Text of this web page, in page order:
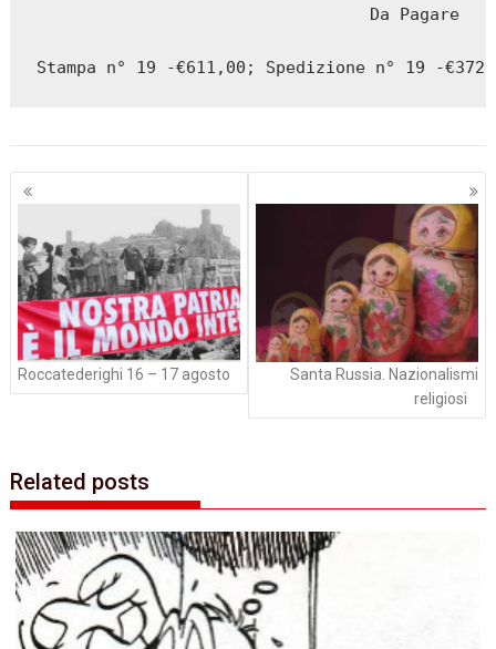
Da Pagare
Stampa n° 19 -€611,00; Spedizione n° 19 -
Navigazione
Roccatederighi 16 – 17 agosto
Santa Russia. Nazionalismi
religiosi
Related posts